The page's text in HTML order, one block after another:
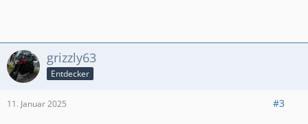
grizzly63
Entdecker
11. Januar 2025 #3